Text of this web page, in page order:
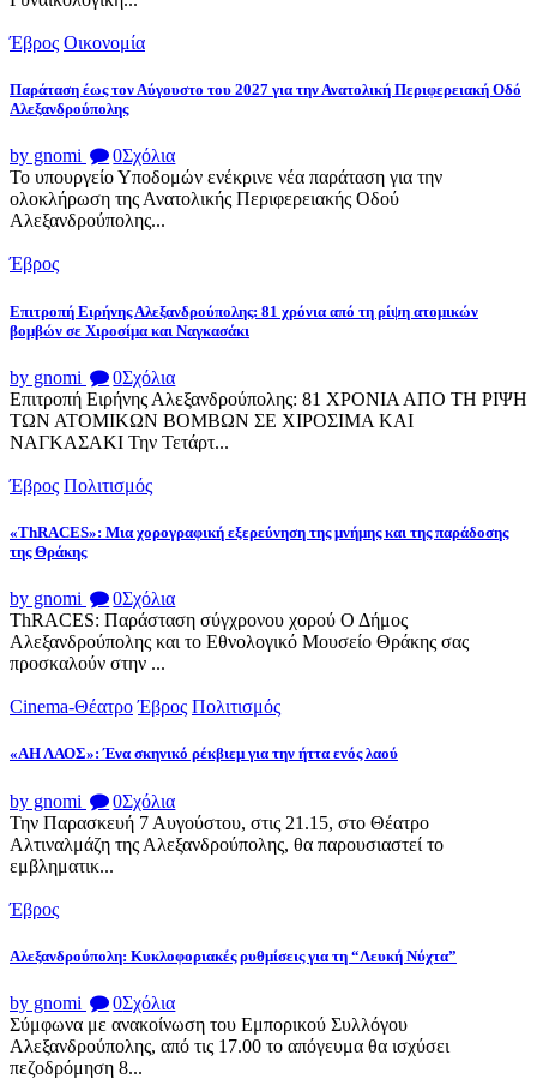
Έβρος Οικονομία
Παράταση έως τον Αύγουστο του 2027 για την Ανατολική Περιφερειακή Οδό
Αλεξανδρούπολης
by gnomi 0Σχόλια
Το υπουργείο Υποδομών ενέκρινε νέα παράταση για την
ολοκλήρωση της Ανατολικής Περιφερειακής Οδού
Αλεξανδρούπολης...
Έβρος
Επιτροπή Ειρήνης Αλεξανδρούπολης: 81 χρόνια από τη ρίψη ατομικών
βομβών σε Χιροσίμα και Ναγκασάκι
by gnomi 0Σχόλια
Επιτροπή Ειρήνης Αλεξανδρούπολης: 81 ΧΡΟΝΙΑ ΑΠΟ ΤΗ ΡΙΨΗ
ΤΩΝ ΑΤΟΜΙΚΩΝ ΒΟΜΒΩΝ ΣΕ ΧΙΡΟΣΙΜΑ ΚΑΙ
ΝΑΓΚΑΣΑΚΙ Την Τετάρτ...
Έβρος Πολιτισμός
«ThRACES»: Μια χορογραφική εξερεύνηση της μνήμης και της παράδοσης
της Θράκης
by gnomi 0Σχόλια
ThRACES: Παράσταση σύγχρονου χορού Ο Δήμος
Αλεξανδρούπολης και το Εθνολογικό Μουσείο Θράκης σας
προσκαλούν στην ...
Cinema-Θέατρο Έβρος Πολιτισμός
«ΑΗ ΛΑΟΣ»: Ένα σκηνικό ρέκβιεμ για την ήττα ενός λαού
by gnomi 0Σχόλια
Την Παρασκευή 7 Αυγούστου, στις 21.15, στο Θέατρο
Αλτιναλμάζη της Αλεξανδρούπολης, θα παρουσιαστεί το
εμβληματικ...
Έβρος
Αλεξανδρούπολη: Κυκλοφοριακές ρυθμίσεις για τη “Λευκή Νύχτα”
by gnomi 0Σχόλια
Σύμφωνα με ανακοίνωση του Εμπορικού Συλλόγου
Αλεξανδρούπολης, από τις 17.00 το απόγευμα θα ισχύσει
πεζοδρόμηση 8...